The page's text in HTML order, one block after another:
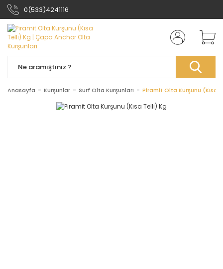
0(533)4241116
Anasayfa Kurşunlar Surf Olta Kurşunları Piramit Olta Kurşunu (Kısa